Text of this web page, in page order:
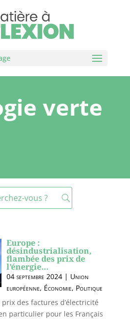
verte
Europe :
désindustrialisation,
flambée des prix de
l’énergie…
04 septembre 2024| Union
européenne, Économie, Politique
des factures d’électricité
particulier pour les Français